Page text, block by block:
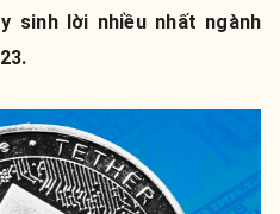
sinh lời nhiều nhất ngành